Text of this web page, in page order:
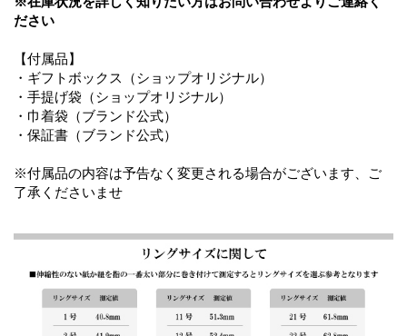
ださい
【付属品】
・ギフトボックス（ショップオリジナル）
・手提げ袋（ショップオリジナル）
・巾着袋（ブランド公式）
・保証書（ブランド公式）
※付属品の内容は予告なく変更される場合がございます、ご
了承くださいませ